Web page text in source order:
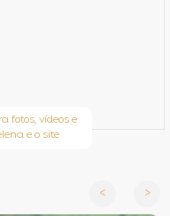
fotos, vídeos e
e o site